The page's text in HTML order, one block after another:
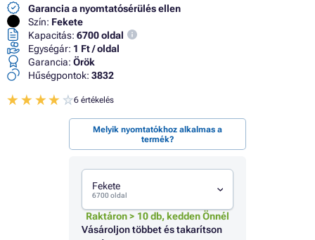
Garancia a nyomtatósérülés ellen
Szín: Fekete
Kapacitás: 6700 oldal
Egységár: 1 Ft / oldal
Garancia: Örök
Hűségpontok: 3832
6 értékelés
Melyik nyomtatókhoz alkalmas a
termék?
Fekete
6700 oldal
Raktáron > 10 db, kedden Önnél
Vásároljon többet és takarítson